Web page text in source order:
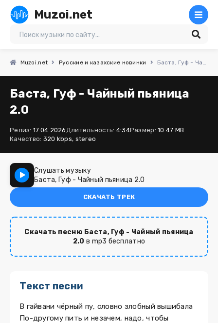
Muzoi.net
Muzoi.net Русские и казахские новинки Баста, Гуф - Чайный пьяница 2.0
Баста, Гуф - Чайный пьяница
2.0
Релиз: 17.04.2026Длительность: 4:34Размер: 10.47 MB
Качество: 320 kbps, stereo
Слушать музыку
Баста, Гуф - Чайный пьяница 2.0
СКАЧАТЬ ТРЕК
Скачать песню Баста, Гуф - Чайный пьяница
2.0 в mp3 бесплатно
Текст песни
В гайвани чёрный пу, словно злобный вышибала
По-другому пить и незачем, надо, чтобы